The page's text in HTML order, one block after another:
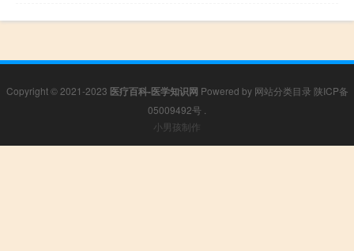
Copyright © 2021-2023 医疗百科-医学知识网 Powered by 网站分类目录 陕ICP备
05009492号
小男孩制作